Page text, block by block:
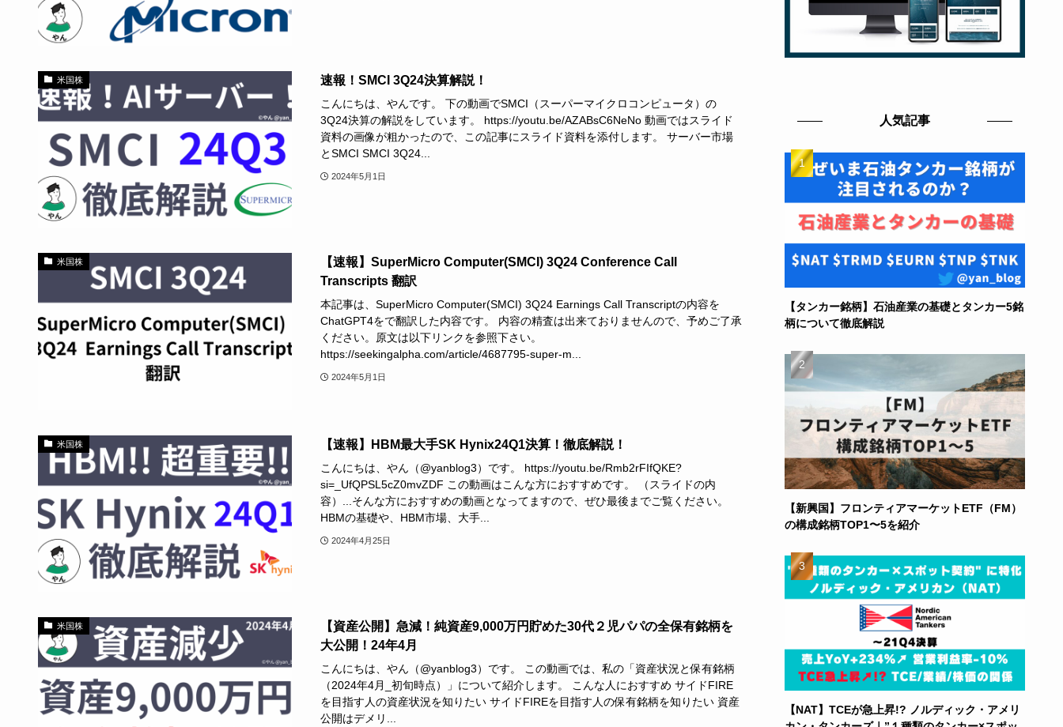
米国株 速報！SMCI 3Q24決算解説！
こんにちは、やんです。 下の動画でSMCI（スーパーマイクロコンピュータ）の
3Q24決算の解説をしています。 https://youtu.be/AZABsC6NeNo 動画ではスライド
資料の画像が粗かったので、この記事にスライド資料を添付します。 サーバー市場
とSMCI SMCI 3Q24...
2024年5月1日
米国株
【速報】SuperMicro Computer(SMCI) 3Q24 Conference Call
Transcripts 翻訳
本記事は、SuperMicro Computer(SMCI) 3Q24 Earnings Call Transcriptの内容を
ChatGPT4をで翻訳した内容です。 内容の精査は出来ておりませんので、予めご了承
ください。原文は以下リンクを参照下さい。
https://seekingalpha.com/article/4687795-super-m...
2024年5月1日
米国株 【速報】HBM最大手SK Hynix24Q1決算！徹底解説！
こんにちは、やん（@yanblog3）です。 https://youtu.be/Rmb2rFIfQKE?
si=_UfQPSL5cZ0mvZDF この動画はこんな方におすすめです。 （スライドの内
容）...そんな方におすすめの動画となってますので、ぜひ最後までご覧ください。
HBMの基礎や、HBM市場、大手...
2024年4月25日
米国株
【資産公開】急減！純資産9,000万円貯めた30代２児パパの全保有銘柄を
大公開！24年4月
こんにちは、やん（@yanblog3）です。 この動画では、私の「資産状況と保有銘柄
（2024年4月_初旬時点）」について紹介します。 こんな人におすすめ サイドFIRE
を目指す人の資産状況を知りたい サイドFIREを目指す人の保有銘柄を知りたい 資産
公開はデメリ...
人気記事
【タンカー銘柄】石油産業の基礎とタンカー5銘
柄について徹底解説
【新興国】フロンティアマーケットETF（FM）
の構成銘柄TOP1〜5を紹介
【NAT】TCEが急上昇!? ノルディック・アメリ